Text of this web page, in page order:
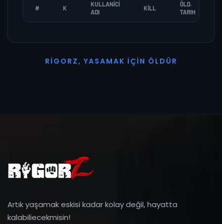
# K
KULLANICI
ADI
KILL
ÖLD.
TARIH
R I G O R Z, YASAMAK İ ÇI N Ö L D Ü R
Artık yaşamak eskisi kadar kolay değil, hayatta
kalabiliecekmisin!